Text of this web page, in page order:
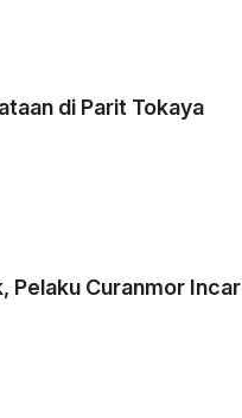
di Parit Tokaya
Pelaku Curanmor Incar